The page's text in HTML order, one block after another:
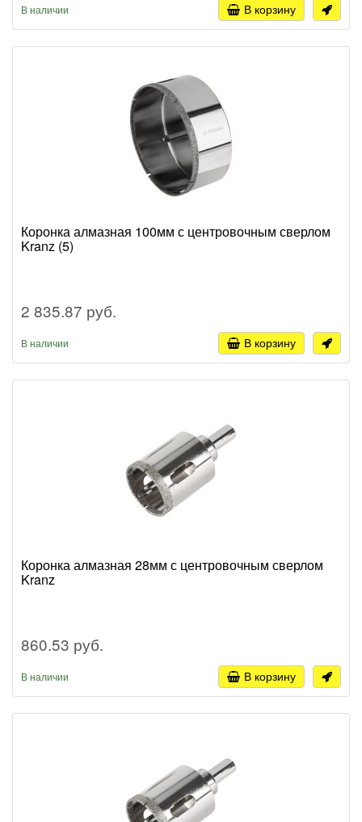
В наличии В корзину
Коронка алмазная 100мм с центровочным сверлом
Kranz (5)
2 835.87 руб.
В наличии В корзину
Коронка алмазная 28мм с центровочным сверлом
Kranz
860.53 руб.
В наличии В корзину